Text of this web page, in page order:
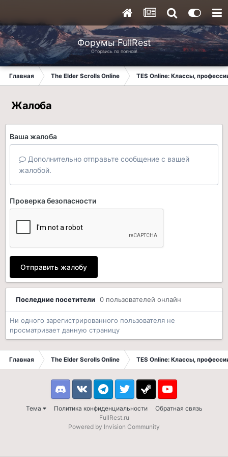
Форумы FullRest
Оторвись по полной!
Главная The Elder Scrolls Online TES Online: Классы,
Жалоба
Ваша жалоба
Дополнительно отправьте сообщение с вашей
жалобой.
Проверка безопасности
Отправить жалобу
Последние посетители 0 пользователей онлайн
Ни одного зарегистрированного пользователя не
просматривает данную страницу
Главная The Elder Scrolls Online TES Online: Классы,
Тема Политика конфиденциальности Обратная связь
DiscordVK TelegramTwitter Steam Youtube
FullRest.ru
Powered by Invision Community